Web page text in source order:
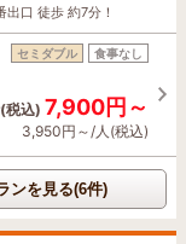
口 徒歩 約7分！
セミダブル 食事なし
税込) 7,900円～
3,950円～/人(税込)
ンを見る(6件)